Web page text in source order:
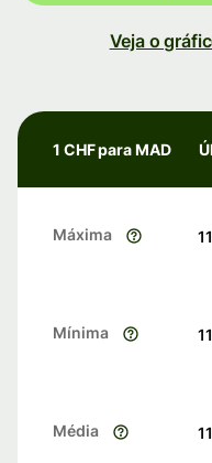
Veja o
1 CHF para MAD
Máxima
Mínima
Média